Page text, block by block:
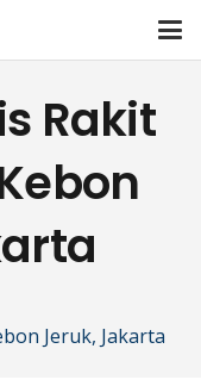
Rakit
Jeruk, Jakarta